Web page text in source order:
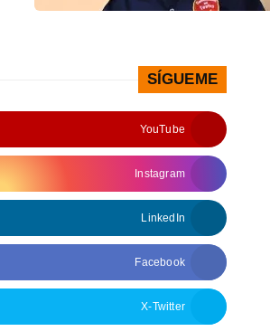
SÍGUEME
YouTube
Instagram
LinkedIn
Facebook
X-Twitter